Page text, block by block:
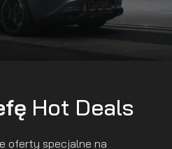
Hot Deals
oferty specjalne na